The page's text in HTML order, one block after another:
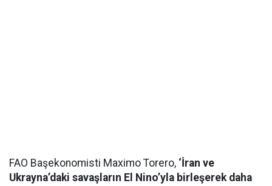
FAO Başekonomisti Maximo Torero, ‘İran ve
Ukrayna’daki savaşların El Nino’yla birleşerek daha